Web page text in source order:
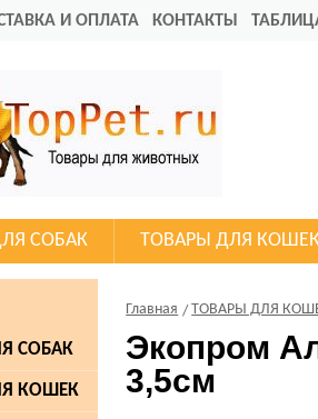
И ОПЛАТА КОНТАКТЫ
СОБАК ТОВАРЫ ДЛЯ
СОБАК
КОШЕК
Главная ТОВАРЫ ДЛЯ
Экопром
3,5см